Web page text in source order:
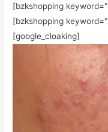
[bzkshopping keyword="
[bzkshopping keyword="
[google_cloaking]